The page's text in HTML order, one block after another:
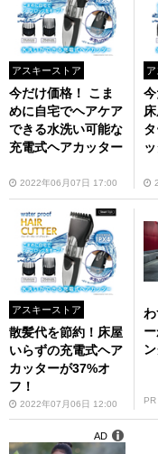
アスキーストア
今だけ価格！ こま
めに自宅でヘアケア
できる水洗い可能な
充電式ヘアカッター
2022年06月07日 17:00
アスキーストア
散髪代を節約！床屋
いらずの充電式ヘア
カッターが37%オ
フ！
2022年07月06日 12:00
AD